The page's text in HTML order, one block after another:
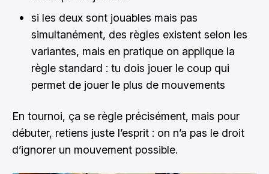
si les deux sont jouables mais pas
simultanément, des règles existent selon les
variantes, mais en pratique on applique la
règle standard : tu dois jouer le coup qui
permet de jouer le plus de mouvements
En tournoi, ça se règle précisément, mais pour
débuter, retiens juste l’esprit : on n’a pas le droit
d’ignorer un mouvement possible.